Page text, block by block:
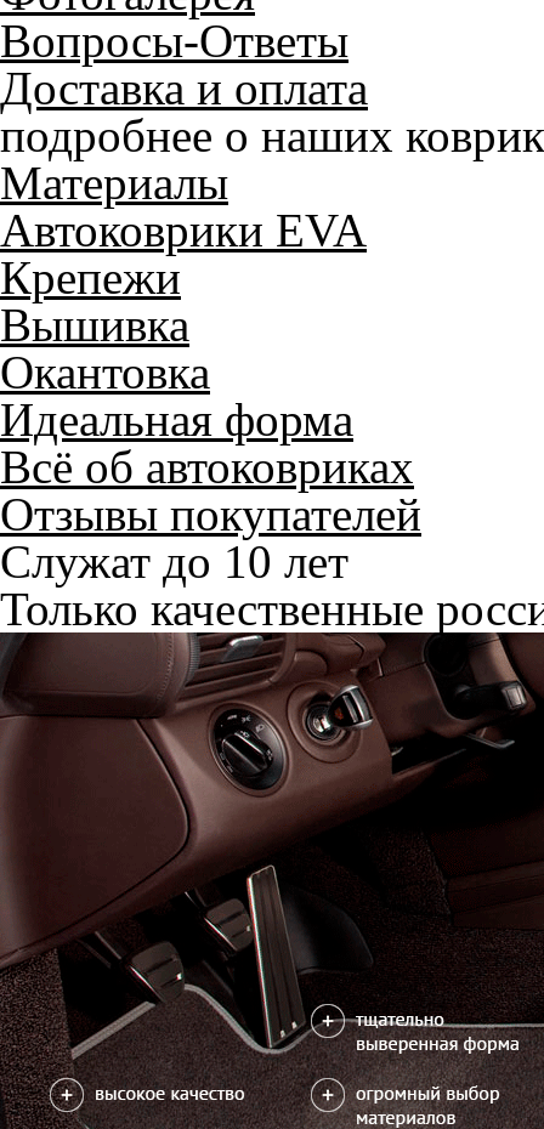
Вопросы-Ответы
Доставка и оплата
подробнее о наших
Материалы
Автоковрики EVA
Крепежи
Вышивка
Окантовка
Идеальная форма
Всё об автоковриках
Отзывы покупателей
Служат до 10 лет
Только качественные